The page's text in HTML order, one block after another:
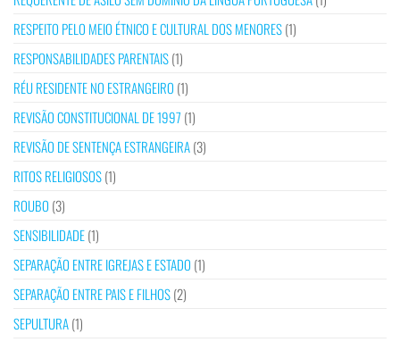
RESPEITO PELO MEIO ÉTNICO E CULTURAL DOS MENORES(1)
RESPONSABILIDADES PARENTAIS(1)
RÉU RESIDENTE NO ESTRANGEIRO (1)
REVISÃO CONSTITUCIONAL DE 1997 (1)
REVISÃO DE SENTENÇA ESTRANGEIRA(3)
RITOS RELIGIOSOS(1)
ROUBO (3)
SENSIBILIDADE(1)
SEPARAÇÃO ENTRE IGREJAS E ESTADO (1)
SEPARAÇÃO ENTRE PAIS E FILHOS(2)
SEPULTURA(1)